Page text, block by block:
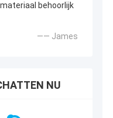
behoorlijk
—— James
NU